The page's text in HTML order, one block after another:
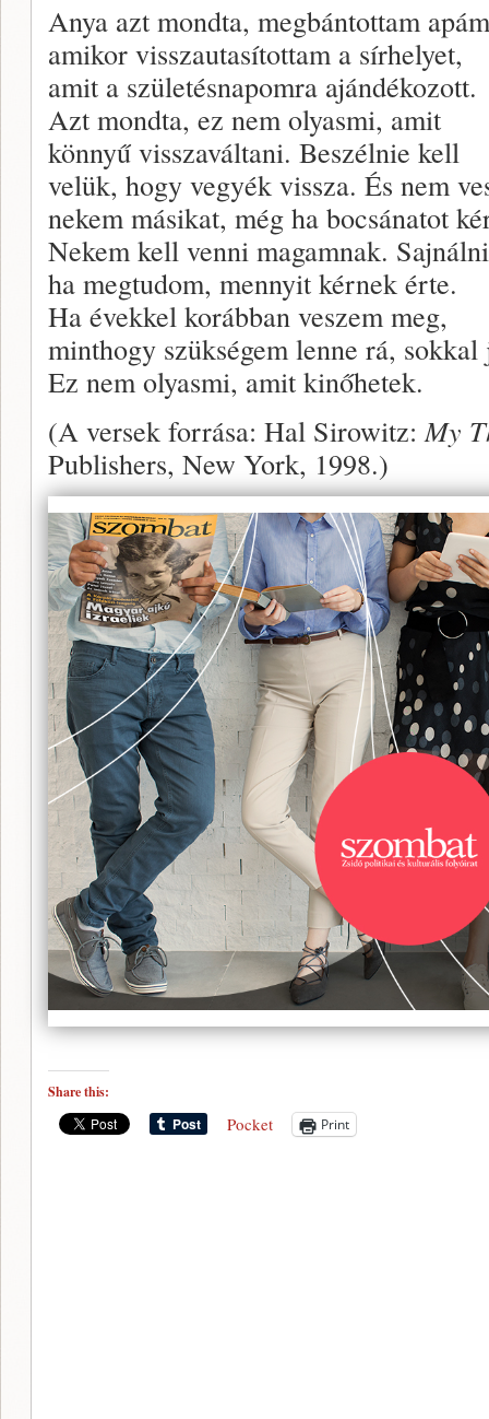
Anya azt mondta, megbántottam
amikor visszautasítottam a sírhelyet,
amit a születésnapomra ajándékozott.
Azt mondta, ez nem olyasmi, amit
könnyű visszaváltani. Beszélnie kell
velük, hogy vegyék vissza. És nem
nekem másikat, még ha bocsánatot
Nekem kell venni magamnak.
ha megtudom, mennyit kérnek érte.
Ha évekkel korábban veszem meg,
minthogy szükségem lenne rá,
Ez nem olyasmi, amit kinőhetek.
(A versek forrása: Hal Sirowitz:My
Publishers, New York, 1998.)
Share this:
Pocket Print